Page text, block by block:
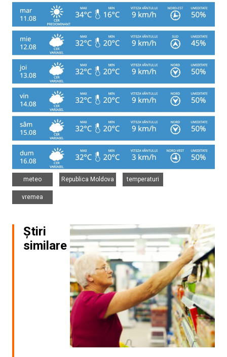
meteo
Republica Moldova
temperaturi
vremea
Știri
similare